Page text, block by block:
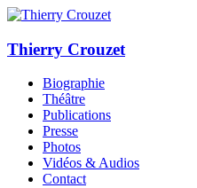
Thierry Crouzet
Biographie
Théâtre
Publications
Presse
Photos
Vidéos & Audios
Contact